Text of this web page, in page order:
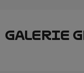
GALERIE